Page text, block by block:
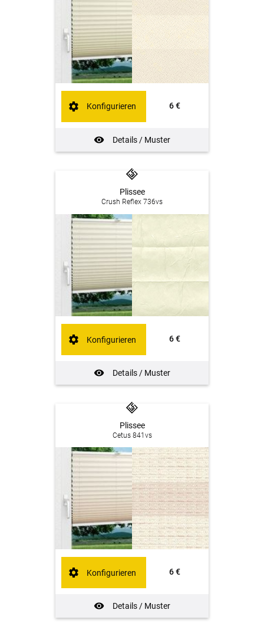
6 €
Details / Muster
Konfigurieren
Plissee
Crush Reflex 736vs
6 €
Details / Muster
Konfigurieren
Plissee
Cetus 841vs
6 €
Details / Muster
Konfigurieren